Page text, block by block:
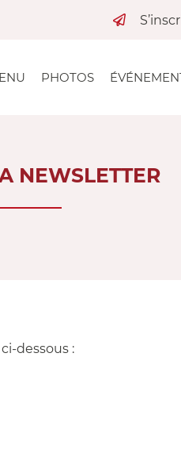
PHOTOS
NEWSLETTER
dessous :